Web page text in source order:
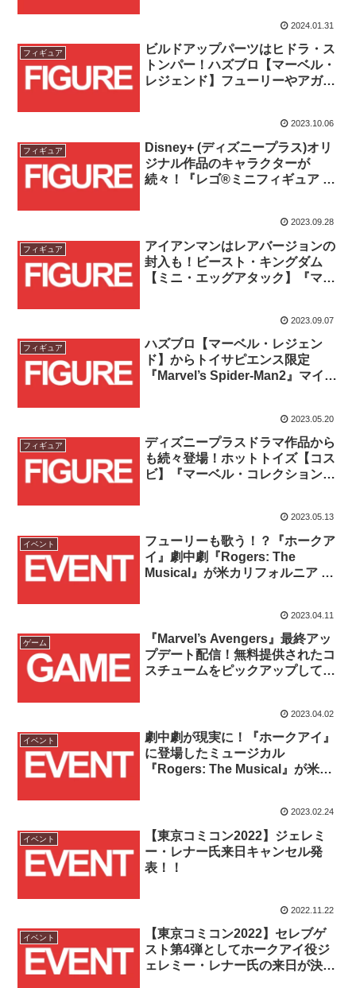
2024.01.31
フィギュア
ビルドアップパーツはヒドラ・ス
トンパー！ハズブロ【マーベル・
レジェンド】フューリーやアガ
2023.10.06
フィギュア
Disney+ (ディズニープラス)オリ
ジナル作品のキャラクターが
続々！『レゴ®ミニフィギュア マ
2023.09.28
フィギュア
アイアンマンはレアバージョンの
封入も！ビースト・キングダム
【ミニ・エッグアタック】『マー
ベンジャーズ(6体セット)が予約受
付開始！！
2023.09.07
フィギュア
ハズブロ【マーベル・レジェン
ド】からトイサピエンス限定
『Marvel’s Spider-Man2』マイル
イダーマン(1994)』クレイヴン・
ザ・ハンターが予約開始！！
2023.05.20
フィギュア
ディズニープラスドラマ作品から
も続々登場！ホットトイズ【コス
ビ】『マーベル・コレクション』
ニー』から5キャラクターが追
加！！
2023.05.13
イベント
フューリーも歌う！？『ホークア
イ』劇中劇『Rogers: The
Musical』が米カリフォルニア デ
2023.04.11
ゲーム
『Marvel’s Avengers』最終アッ
プデート配信！無料提供されたコ
スチュームをピックアップして紹
2023.04.02
イベント
劇中劇が現実に！『ホークアイ』
に登場したミュージカル
『Rogers: The Musical』が米カ
2023.02.24
イベント
【東京コミコン2022】ジェレミ
ー・レナー氏来日キャンセル発
表！！
2022.11.22
イベント
【東京コミコン2022】セレブゲ
スト第4弾としてホークアイ役ジ
ェレミー・レナー氏の来日が決